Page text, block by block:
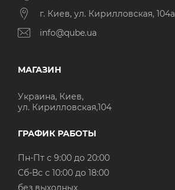
г. Киев, ул. Кирилловская, 104а
info@qube.ua
МАГАЗИН
Украина, Киев,
ул. Кирилловская,104
ГРАФИК РАБОТЫ
Пн-Пт с 9:00 до 20:00
Cб-Вс с 10:00 до 18:00
без выходных